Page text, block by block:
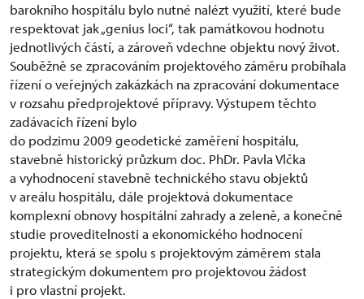
barokního hospitálu bylo nutné nalézt využití, které bude
respektovat jak „genius loci“, tak památkovou hodnotu
jednotlivých částí, a zároveň vdechne objektu nový život.
Souběžně se zpracováním projektového záměru probíhala
řízení o veřejných zakázkách na zpracování dokumentace
v rozsahu předprojektové přípravy. Výstupem těchto
zadávacích řízení bylo
do podzimu 2009 geodetické zaměření hospitálu,
stavebně historický průzkum doc. PhDr. Pavla Vlčka
a vyhodnocení stavebně technického stavu objektů
v areálu hospitálu, dále projektová dokumentace
komplexní obnovy hospitální zahrady a zeleně, a konečně
studie proveditelnosti a ekonomického hodnocení
projektu, která se spolu s projektovým záměrem stala
strategickým dokumentem pro projektovou žádost
i pro vlastní projekt.